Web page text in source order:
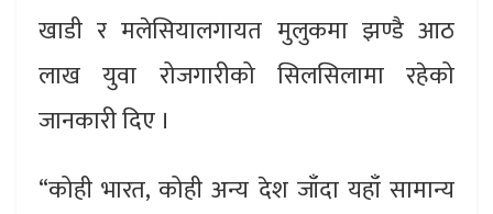
खाडी र मलेसियालगायत मुलुकमा झण्डै आठ
लाख युवा रोजगारीको सिलसिलामा रहेको
जानकारी दिए ।
“कोही भारत, कोही अन्य देश जाँदा यहाँ सामान्य